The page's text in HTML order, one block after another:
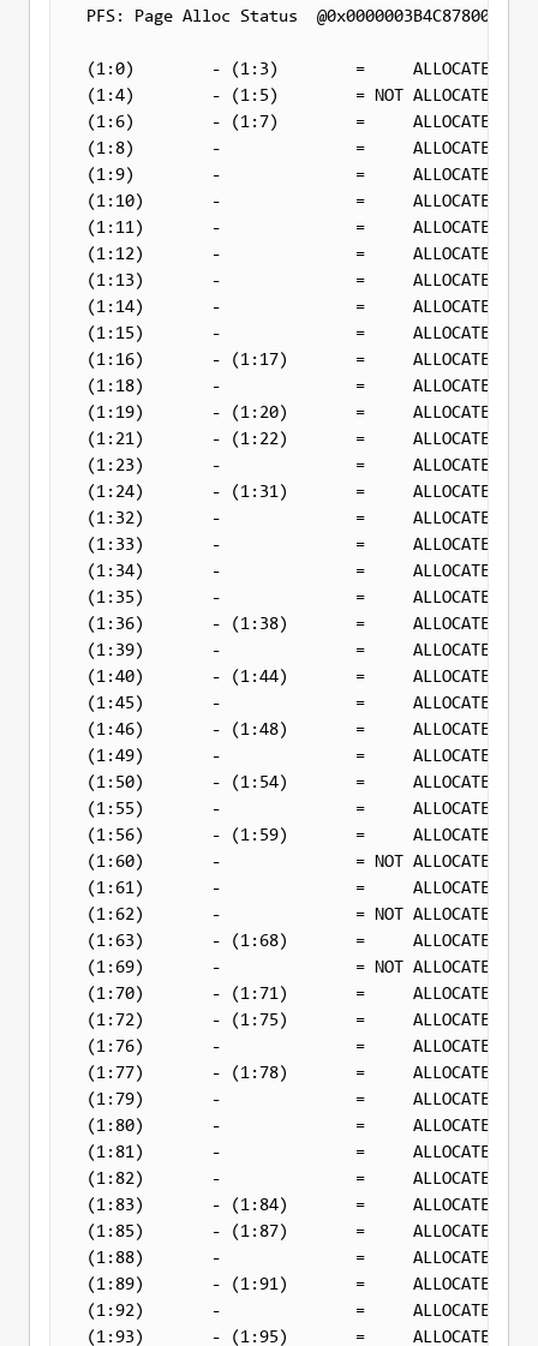
PFS: Page Alloc Status  @0x0000003B4C878000
(1:0)        - (1:3)        =
(1:4)        - (1:5)        = NOT
(1:6)        - (1:7)        =
(1:8)        -              =
(1:9)        -              =     ALLOCATED
(1:10)       -              =     ALLOCATED
(1:11)       -              =
(1:12)       -              =     ALLOCATED
(1:13)       -              =     ALLOCATED
(1:14)       -              =
(1:15)       -              =     ALLOCATED
(1:16)       - (1:17)       =
(1:18)       -              =     ALLOCATED
(1:19)       - (1:20)       =
(1:21)       - (1:22)       =     ALLOCATED
(1:23)       -              =
(1:24)       - (1:31)       =
(1:32)       -              =
(1:33)       -              =     ALLOCATED
(1:34)       -              =
(1:35)       -              =     ALLOCATED
(1:36)       - (1:38)       =
(1:39)       -              =     ALLOCATED
(1:40)       - (1:44)       =
(1:45)       -              =     ALLOCATED
(1:46)       - (1:48)       =
(1:49)       -              =     ALLOCATED
(1:50)       - (1:54)       =
(1:55)       -              =     ALLOCATED
(1:56)       - (1:59)       =
(1:60)       -              = NOT
(1:61)       -              =
(1:62)       -              = NOT
(1:63)       - (1:68)       =
(1:69)       -              = NOT
(1:70)       - (1:71)       =
(1:72)       - (1:75)       =
(1:76)       -              =     ALLOCATED
(1:77)       - (1:78)       =
(1:79)       -              =
(1:80)       -              =
(1:81)       -              =     ALLOCATED
(1:82)       -              =
(1:83)       - (1:84)       =     ALLOCATED
(1:85)       - (1:87)       =
(1:88)       -              =     ALLOCATED
(1:89)       - (1:91)       =
(1:92)       -              =     ALLOCATED
(1:93)       - (1:95)       =